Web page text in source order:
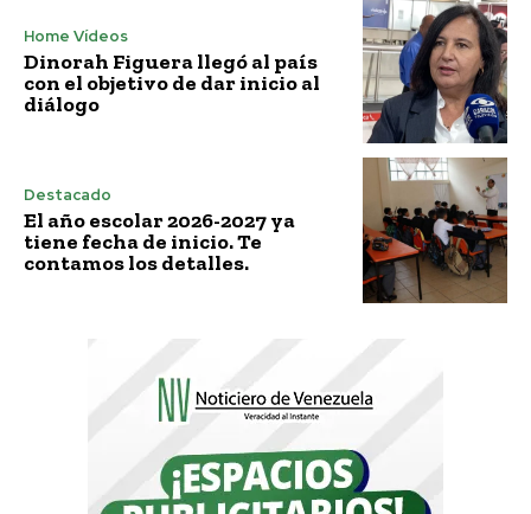
Home Vídeos
Dinorah Figuera llegó al país
con el objetivo de dar inicio al
diálogo
Destacado
El año escolar 2026-2027 ya
tiene fecha de inicio. Te
contamos los detalles.